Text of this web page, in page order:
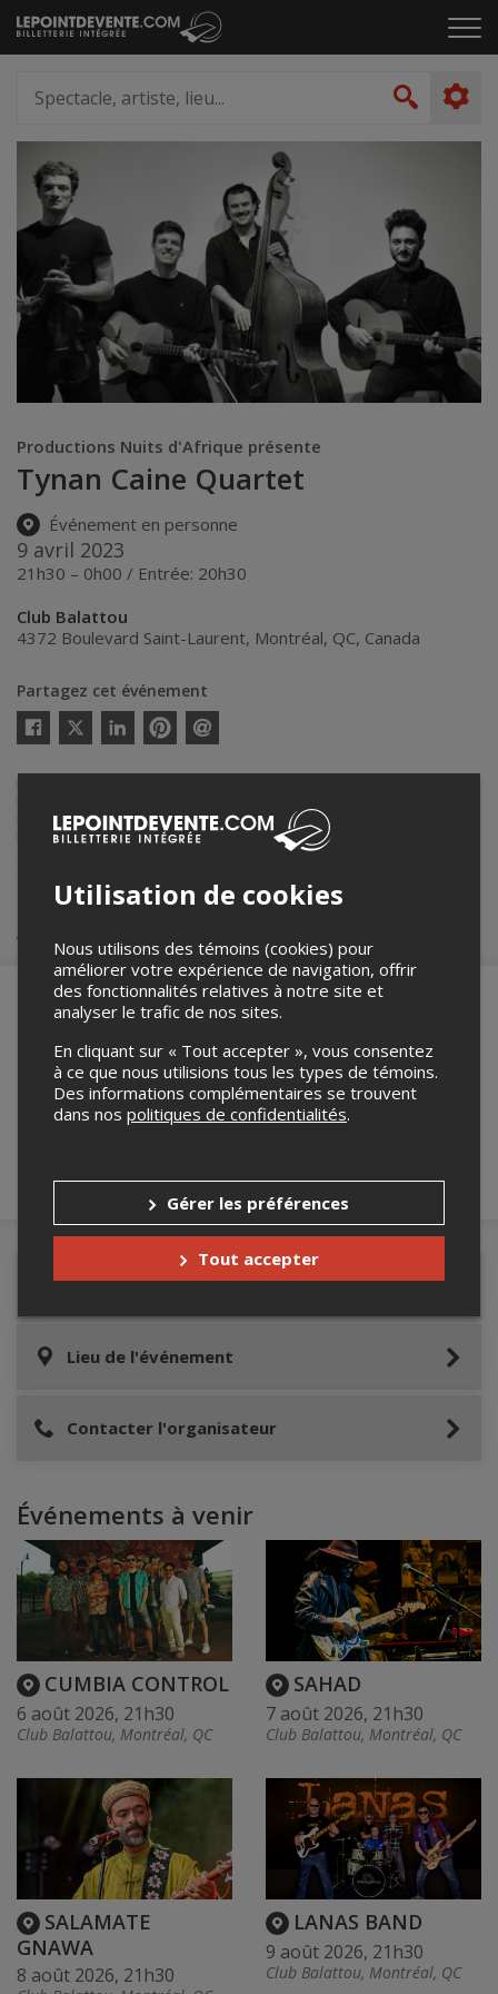
Passer
au
le
artiste,
lieu...
Productions Nuits d'Afrique présente
Tynan Caine Quartet
Événement en personne
9 avril 2023
21h30 – 0h00 / Entrée: 20h30
Club Balattou
4372 Boulevard Saint-Laurent, Montréal, QC, Canada
Partagez cet événement
Twitter
billets pour ses événements.
Pour plus d’information à propos de cet événement, veuillez
contacter l’organisateur de l’événement,Productions Nuits d'Afrique
Achat de billets
Merci de confirmer que vous n'êtes pas un
robot ci-bas.
Détails de l'événement
Lieu de l'événement
Contacter l'organisateur
Événements à venir
CUMBIA CONTROL
6 août 2026, 21h30
Club Balattou, Montréal, QC
SAHAD
7 août 2026, 21h30
Club Balattou, Montréal, QC
SALAMATE
GNAWA
8 août 2026, 21h30
LANAS BAND
9 août 2026, 21h30
Club Balattou, Montréal, QC
Utilisation de cookies
Nous utilisons des témoins (cookies) pour
améliorer votre expérience de navigation, offrir
des fonctionnalités relatives à notre site et
analyser le trafic de nos sites.
En cliquant sur « Tout accepter », vous consentez
à ce que nous utilisions tous les types de témoins.
Des informations complémentaires se trouvent
dans nos politiques de confidentialités.
Gérer les préférences
Tout accepter